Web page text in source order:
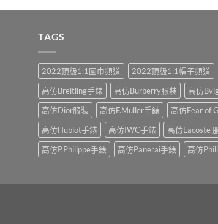
TAGS
2022頂級1:1圍巾頻道 2022頂級1:1帽子頻道
高仿Breitling手錶
高仿Burberry服裝 高仿
高仿Dior服裝
高仿F.Muller手錶 高仿Fear of
高仿Hublot手錶
高仿IWC手錶 高仿Lacoste
高仿P.Philippe手錶
高仿Panerai手錶 高仿